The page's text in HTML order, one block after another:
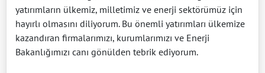
yatırımların ülkemiz, milletimiz ve enerji sektörümüz için
hayırlı olmasını diliyorum. Bu önemli yatırımları ülkemize
kazandıran firmalarımızı, kurumlarımızı ve Enerji
Bakanlığımızı canı gönülden tebrik ediyorum.